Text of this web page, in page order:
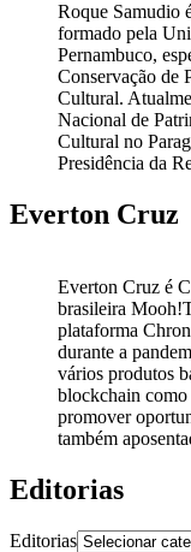
Roque Samudio
formado pela
Pernambuco,
Conservação de
Cultural.
Nacional de
Cultural no
Presidência da
Everton Cruz
Everton Cruz é
brasileira
plataforma
durante a
vários produtos
blockchain
promover
também
Editorias
Editorias